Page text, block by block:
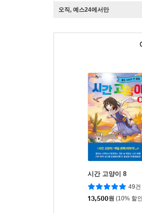
오직, 예스24에서만
시간 고양이 8
49건
13,500원 (10% 할